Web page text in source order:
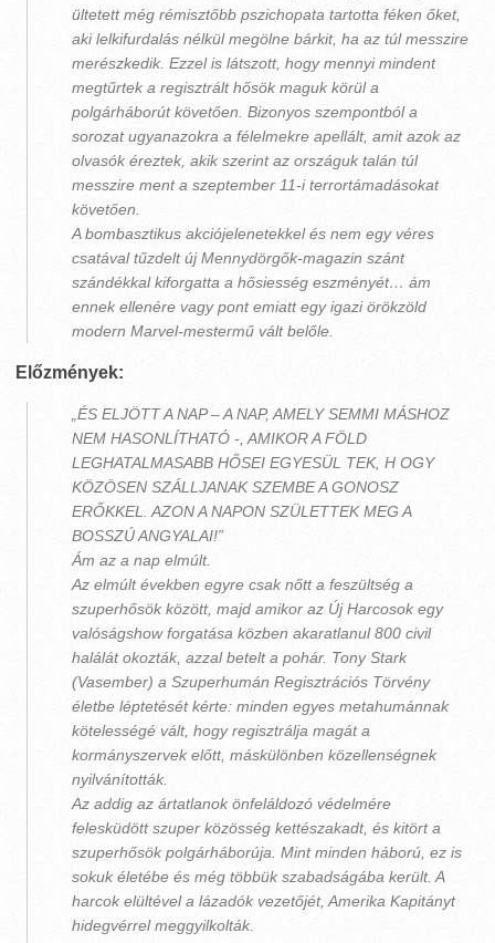
ültetett még rémisztőbb pszichopata tartotta féken őket,
aki lelkifurdalás nélkül megölne bárkit, ha az túl messzire
merészkedik. Ezzel is látszott, hogy mennyi mindent
megtűrtek a regisztrált hősök maguk körül a
polgárháborút követően. Bizonyos szempontból a
sorozat ugyanazokra a félelmekre apellált, amit azok az
olvasók éreztek, akik szerint az országuk talán túl
messzire ment a szeptember 11-i terrortámadásokat
követően.
A bombasztikus akciójelenetekkel és nem egy véres
csatával tűzdelt új Mennydörgők-magazin szánt
szándékkal kiforgatta a hősiesség eszményét… ám
ennek ellenére vagy pont emiatt egy igazi örökzöld
modern Marvel-mestermű vált belőle.
Előzmények:
„ÉS ELJÖTT A NAP – A NAP, AMELY SEMMI MÁSHOZ
NEM HASONLÍTHATÓ -, AMIKOR A FÖLD
LEGHATALMASABB HŐSEI EGYESÜL TEK, H OGY
KÖZÖSEN SZÁLLJANAK SZEMBE A GONOSZ
ERŐKKEL. AZON A NAPON SZÜLETTEK MEG A
BOSSZÚ ANGYALAI!”
Ám az a nap elmúlt.
Az elmúlt években egyre csak nőtt a feszültség a
szuperhősök között, majd amikor az Új Harcosok egy
valóságshow forgatása közben akaratlanul 800 civil
halálát okozták, azzal betelt a pohár. Tony Stark
(Vasember) a Szuperhumán Regisztrációs Törvény
életbe léptetését kérte: minden egyes metahumánnak
kötelességé vált, hogy regisztrálja magát a
kormányszervek előtt, máskülönben közellenségnek
nyilvánították.
Az addig az ártatlanok önfeláldozó védelmére
felesküdött szuper közösség kettészakadt, és kitört a
szuperhősök polgárháborúja. Mint minden háború, ez is
sokuk életébe és még többük szabadságába került. A
harcok elültével a lázadók vezetőjét, Amerika Kapitányt
hidegvérrel meggyilkolták.